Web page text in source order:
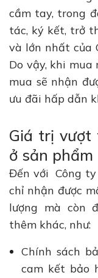
cầm tay, trong
tác, ký kết, trở
và lớn nhất của
Do vậy, khi mua
mua sẽ nhận
ưu đãi hấp dẫn
Giá trị vượt
ở sản phẩm
Đến với Công ty
chỉ nhận được
lượng mà còn
thêm khác, như:
Chính sách
cam kết bảo